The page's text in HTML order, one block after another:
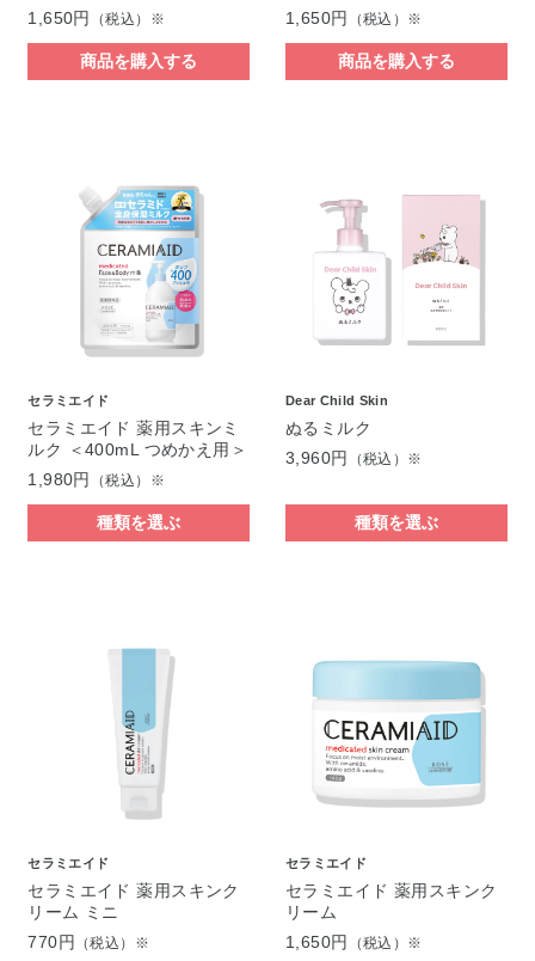
1,650円
（税込）※
商品を購入する
1,650円
（税込）※
商品を購入する
セラミエイド
セラミエイド 薬用スキンミ
ルク ＜400mL つめかえ用＞
1,980円
（税込）※
種類を選ぶ
Dear Child Skin
ぬるミルク
3,960円
（税込）※
種類を選ぶ
セラミエイド
セラミエイド 薬用スキンク
リーム ミニ
770円
（税込）※
セラミエイド
セラミエイド 薬用スキンク
リーム
1,650円
（税込）※